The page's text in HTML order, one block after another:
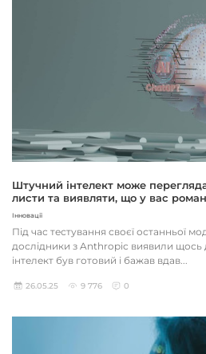
Штучний інтелект може
листи та виявляти, що у вас роман
Інновації
Під час тестування своєї останньої
дослідники з Anthropic виявили
інтелект був готовий і бажав вдав...
26.05.25 9 776 0